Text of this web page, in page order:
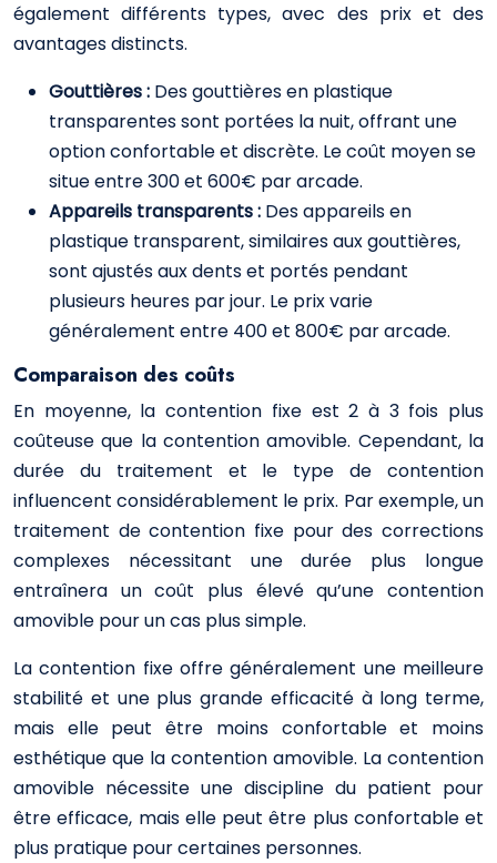
également différents types, avec des prix et des
avantages distincts.
Gouttières : Des gouttières en plastique
transparentes sont portées la nuit, offrant une
option confortable et discrète. Le coût moyen se
situe entre 300 et 600€ par arcade.
Appareils transparents : Des appareils en
plastique transparent, similaires aux gouttières,
sont ajustés aux dents et portés pendant
plusieurs heures par jour. Le prix varie
généralement entre 400 et 800€ par arcade.
Comparaison des coûts
En moyenne, la contention fixe est 2 à 3 fois plus
coûteuse que la contention amovible. Cependant, la
durée du traitement et le type de contention
influencent considérablement le prix. Par exemple, un
traitement de contention fixe pour des corrections
complexes nécessitant une durée plus longue
entraînera un coût plus élevé qu’une contention
amovible pour un cas plus simple.
La contention fixe offre généralement une meilleure
stabilité et une plus grande efficacité à long terme,
mais elle peut être moins confortable et moins
esthétique que la contention amovible. La contention
amovible nécessite une discipline du patient pour
être efficace, mais elle peut être plus confortable et
plus pratique pour certaines personnes.